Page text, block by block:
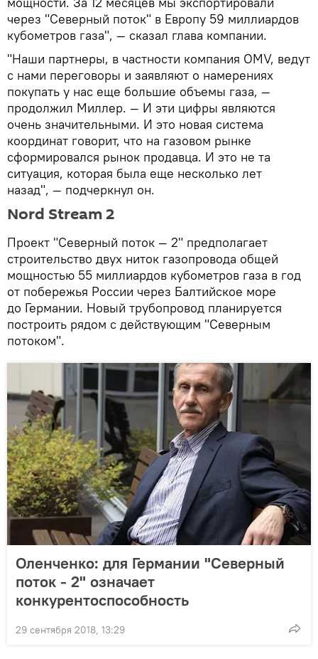
через "Северный поток" в Европу 59 миллиардов
кубометров газа", — сказал глава компании.
"Наши партнеры, в частности компания OMV, ведут
с нами переговоры и заявляют о намерениях
покупать у нас еще большие объемы газа, —
продолжил Миллер. — И эти цифры являются
очень значительными. И это новая система
координат говорит, что на газовом рынке
сформировался рынок продавца. И это не та
ситуация, которая была еще несколько лет
назад", — подчеркнул он.
Nord Stream 2
Проект "Северный поток — 2" предполагает
строительство двух ниток газопровода общей
мощностью 55 миллиардов кубометров газа в год
от побережья России через Балтийское море
до Германии. Новый трубопровод планируется
построить рядом с действующим "Северным
потоком".
Оленченко: для Германии "Северный
поток - 2" означает
конкурентоспособность
29 сентября 2018, 13:29